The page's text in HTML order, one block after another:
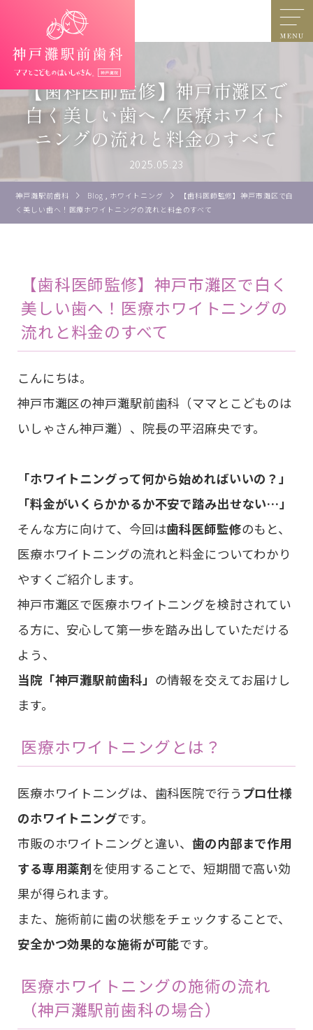
【歯科医師監修】神戸市灘区で
白く美しい歯へ！医療ホワイト
ニングの流れと料金のすべて
2025.05.23
神戸灘駅前歯科 Blog , ホワイトニング
【歯科医師監修】神戸市灘区で白
く美しい歯へ！医療ホワイトニングの流れと料金のすべて
【歯科医師監修】神戸市灘区で白く
美しい歯へ！医療ホワイトニングの
流れと料金のすべて
こんにちは。
神戸市灘区の神戸灘駅前歯科（ママとこどものは
いしゃさん神戸灘）、院長の平沼麻央です。
「ホワイトニングって何から始めればいいの？」
「料金がいくらかかるか不安で踏み出せない…」
そんな方に向けて、今回は歯科医師監修のもと、
医療ホワイトニングの流れと料金についてわかり
やすくご紹介します。
神戸市灘区で医療ホワイトニングを検討されてい
る方に、安心して第一歩を踏み出していただける
よう、
当院「神戸灘駅前歯科」 の情報を交えてお届けし
ます。
医療ホワイトニングとは？
医療ホワイトニングは、歯科医院で行う プロ仕様
のホワイトニングです。
市販のホワイトニングと違い、歯の内部まで作用
する専用薬剤を使用することで、短期間で高い効
果が得られます。
また、施術前に歯の状態をチェックすることで、
安全かつ効果的な施術が可能です。
医療ホワイトニングの施術の流れ
（神戸灘駅前歯科の場合）